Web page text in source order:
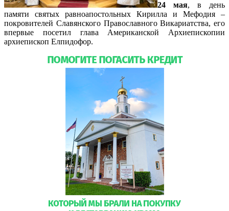
24 мая, в день
памяти святых равноапостольных Кирилла и Мефодия –
покровителей Славянского Православного Викариатства, его
впервые посетил глава Американской Архиепископии
архиепископ Елпидофор.